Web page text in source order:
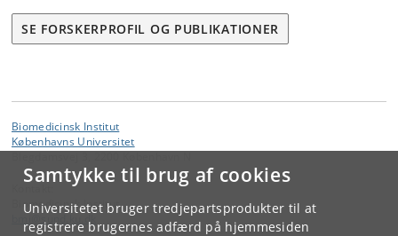
Samtykke til brug af cookies
Universitetet bruger tredjepartsprodukter til at
registrere brugernes adfærd på hjemmesiden
SE FORSKERPROFIL OG PUBLIKATIONER
Biomedicinsk Institut
Københavns Universitet
Biomedicinsk Institut